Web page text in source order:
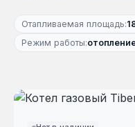
Отапливаемая площадь:
Режим работы:
Пропустить